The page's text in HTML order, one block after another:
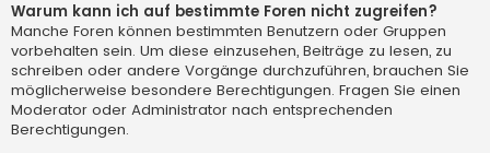
Warum kann ich auf bestimmte Foren nicht zugreifen?
Manche Foren können bestimmten Benutzern oder Gruppen
vorbehalten sein. Um diese einzusehen, Beiträge zu lesen, zu
schreiben oder andere Vorgänge durchzuführen, brauchen Sie
möglicherweise besondere Berechtigungen. Fragen Sie einen
Moderator oder Administrator nach entsprechenden
Berechtigungen.